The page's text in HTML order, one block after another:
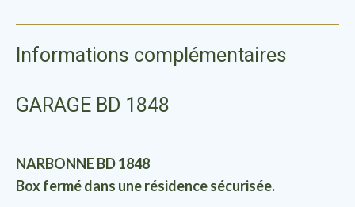
Informations complémentaires
GARAGE BD 1848
NARBONNE BD 1848
Box fermé dans une résidence sécurisée.